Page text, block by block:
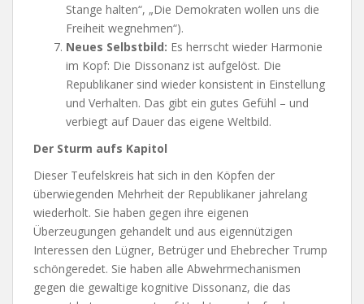
Stange halten“, „Die Demokraten wollen uns die
Freiheit wegnehmen“).
Neues Selbstbild: Es herrscht wieder Harmonie
im Kopf: Die Dissonanz ist aufgelöst. Die
Republikaner sind wieder konsistent in Einstellung
und Verhalten. Das gibt ein gutes Gefühl – und
verbiegt auf Dauer das eigene Weltbild.
Der Sturm aufs Kapitol
Dieser Teufelskreis hat sich in den Köpfen der
überwiegenden Mehrheit der Republikaner jahrelang
wiederholt. Sie haben gegen ihre eigenen
Überzeugungen gehandelt und aus eigennützigen
Interessen den Lügner, Betrüger und Ehebrecher Trump
schöngeredet. Sie haben alle Abwehrmechanismen
gegen die gewaltige kognitive Dissonanz, die das